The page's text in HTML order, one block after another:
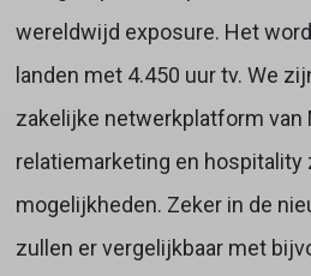
wereldwijd exposure. Het
landen met 4.450 uur tv. We
zakelijke netwerkplatform van
relatiemarketing en
mogelijkheden. Zeker in de
zullen er vergelijkbaar met